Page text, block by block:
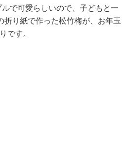
で可愛らしいので、子どもと一
り紙で作った松竹梅が、お年玉
です。